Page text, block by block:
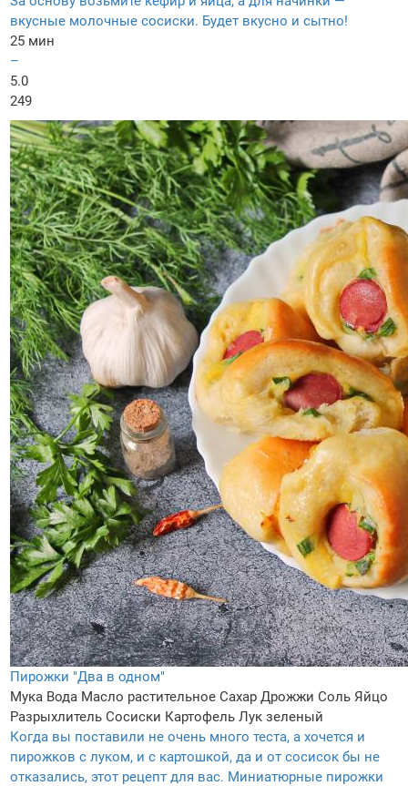
вкусные молочные сосиски. Будет вкусно и сытно!
25 мин
–
5.0
249
Пирожки "Два в одном"
Мука Вода Масло растительное Сахар Дрожжи Соль Яйцо
Разрыхлитель Сосиски Картофель Лук зеленый
Когда вы поставили не очень много теста, а хочется и
пирожков с луком, и с картошкой, да и от сосисок бы не
отказались, этот рецепт для вас. Миниатюрные пирожки